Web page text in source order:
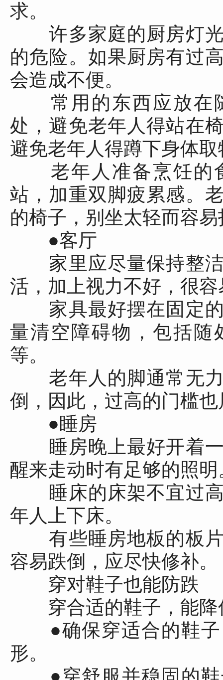
求。
许多家庭的厨房灯光
的危险。如果厨房有过
会造成不便。
常用的东西应放在
处，避免老年人得站在
避免老年人得蹲下身体
老年人准备烹饪的
站，加重双脚疲累感。
的椅子，别坐太轻而容
●客厅
家里应尽量保持整洁
活，加上视力不好，很
家具最好摆在固定的
量清空障碍物，包括随
等。
老年人的脚通常无力
倒，因此，过高的门槛
●睡房
睡房晚上最好开着一
醒来走动时有足够的照明
睡床的床架不宜过高
年人上下床。
有些睡房地板的板片
容易跌倒，应尽快修补。
穿对鞋子也能防跌
穿合适的鞋子，能降
●确保穿适合的鞋子
形。